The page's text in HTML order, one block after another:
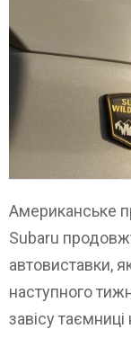
Американське
Subaru
автовиставки,
наступного
завісу